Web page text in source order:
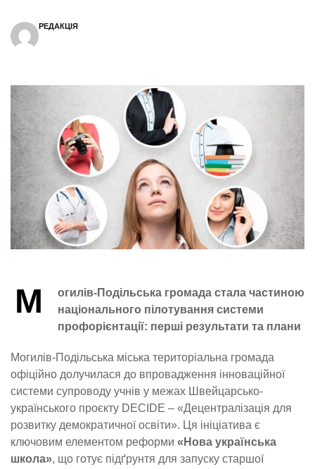
РЕДАКЦІЯ
М
огилів-Подільська громада стала частиною
національного пілотування системи
профорієнтації: перші результати та плани
Могилів-Подільська міська територіальна громада
офіційно долучилася до впровадження інноваційної
системи супроводу учнів у межах Швейцарсько-
українського проєкту DECIDE – «Децентралізація для
розвитку демократичної освіти». Ця ініціатива є
ключовим елементом реформи «Нова українська
школа», що готує підґрунтя для запуску старшої